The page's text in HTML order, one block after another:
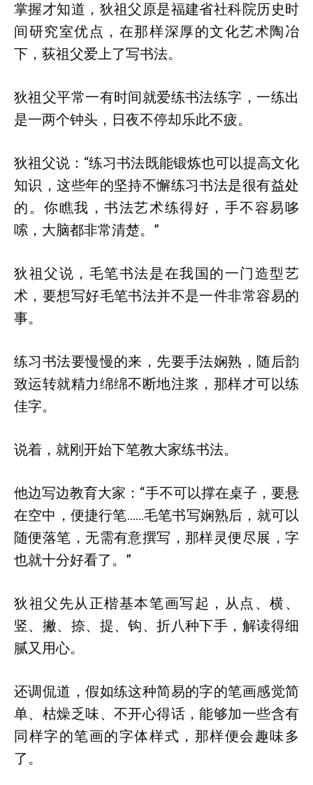
掌握才知道，狄祖父原是福建省社科院历史时
间研究室优点，在那样深厚的文化艺术陶冶
下，荻祖父爱上了写书法。
狄祖父平常一有时间就爱练书法练字，一练出
是一两个钟头，日夜不停却乐此不疲。
狄祖父说：“练习书法既能锻炼也可以提高文化
知识，这些年的坚持不懈练习书法是很有益处
的。你瞧我，书法艺术练得好，手不容易哆
嗦，大脑都非常清楚。”
狄祖父说，毛笔书法是在我国的一门造型艺
术，要想写好毛笔书法并不是一件非常容易的
事。
练习书法要慢慢的来，先要手法娴熟，随后韵
致运转就精力绵绵不断地注浆，那样才可以练
佳字。
说着，就刚开始下笔教大家练书法。
他边写边教育大家：“手不可以撑在桌子，要悬
在空中，便捷行笔……毛笔书写娴熟后，就可以
随便落笔，无需有意撰写，那样灵便尽展，字
也就十分好看了。”
狄祖父先从正楷基本笔画写起，从点、横、
竖、撇、捺、提、钩、折八种下手，解读得细
腻又用心。
还调侃道，假如练这种简易的字的笔画感觉简
单、枯燥乏味、不开心得话，能够加一些含有
同样字的笔画的字体样式，那样便会趣味多
了。